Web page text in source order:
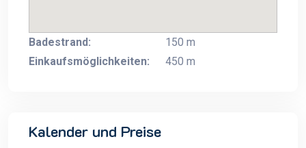
Badestrand:
150 m
Einkaufsmöglichkeiten:
450 m
Kalender und Preise